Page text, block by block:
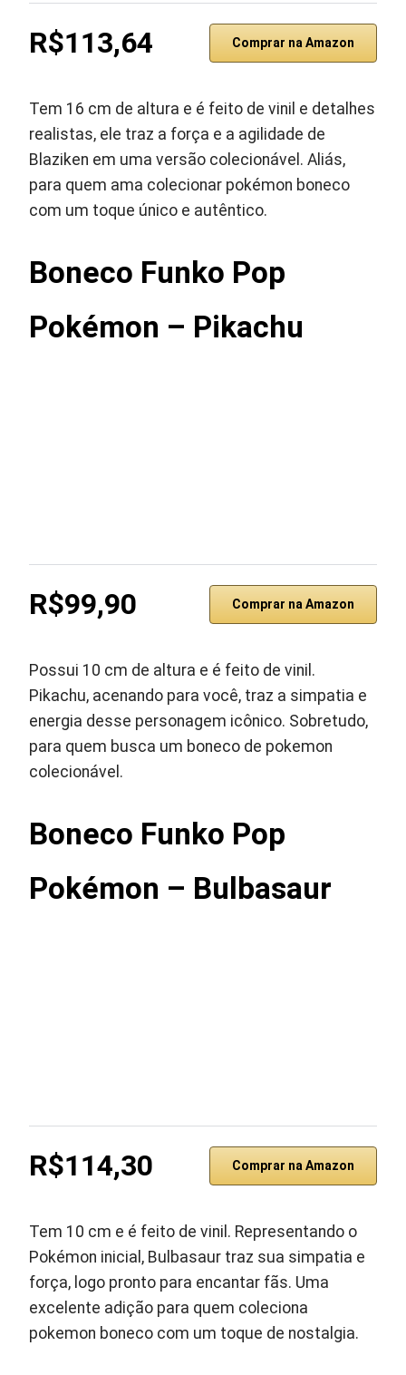
R$113,64 Comprar na Amazon
Tem 16 cm de altura e é feito de vinil e detalhes
realistas, ele traz a força e a agilidade de
Blaziken em uma versão colecionável. Aliás,
para quem ama colecionar pokémon boneco
com um toque único e autêntico.
Boneco Funko Pop
Pokémon – Pikachu
R$99,90 Comprar na Amazon
Possui 10 cm de altura e é feito de vinil.
Pikachu, acenando para você, traz a simpatia e
energia desse personagem icônico. Sobretudo,
para quem busca um boneco de pokemon
colecionável.
Boneco Funko Pop
Pokémon – Bulbasaur
R$114,30 Comprar na Amazon
Tem 10 cm e é feito de vinil. Representando o
Pokémon inicial, Bulbasaur traz sua simpatia e
força, logo pronto para encantar fãs. Uma
excelente adição para quem coleciona
pokemon boneco com um toque de nostalgia.